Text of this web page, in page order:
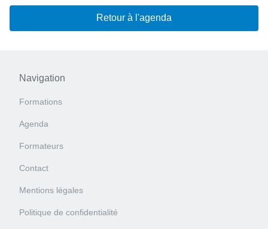
Retour à l'agenda
Navigation
Formations
Agenda
Formateurs
Contact
Mentions légales
Politique de confidentialité